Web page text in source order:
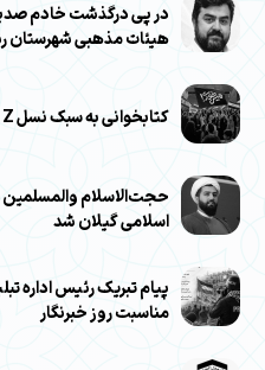
در پی درگذشت خادم
هیئات مذهبی شهرستان
کتابخوانی به سبک نسل Z
حجت‌الاسلام والمسلمین
اسلامی گیلان شد
پیام تبریک رئیس اداره
مناسبت روز خبرنگار